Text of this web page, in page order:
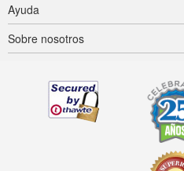
Ayuda
Sobre nosotros